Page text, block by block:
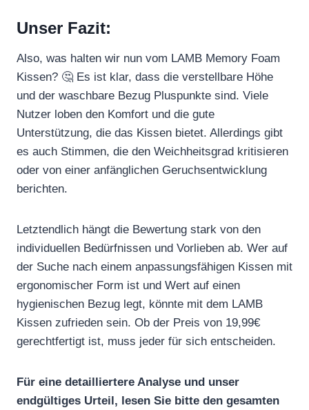
Unser Fazit:
Also, was halten wir nun vom LAMB Memory Foam
Kissen? 🤔 Es ist klar, dass die verstellbare Höhe
und der waschbare Bezug Pluspunkte sind. Viele
Nutzer loben den Komfort und die gute
Unterstützung, die das Kissen bietet. Allerdings gibt
es auch Stimmen, die den Weichheitsgrad kritisieren
oder von einer anfänglichen Geruchsentwicklung
berichten.
Letztendlich hängt die Bewertung stark von den
individuellen Bedürfnissen und Vorlieben ab. Wer auf
der Suche nach einem anpassungsfähigen Kissen mit
ergonomischer Form ist und Wert auf einen
hygienischen Bezug legt, könnte mit dem LAMB
Kissen zufrieden sein. Ob der Preis von 19,99€
gerechtfertigt ist, muss jeder für sich entscheiden.
Für eine detailliertere Analyse und unser
endgültiges Urteil, lesen Sie bitte den gesamten